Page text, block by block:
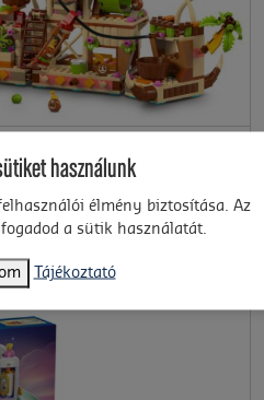
hajója (43258)
használunk
élmény biztosítása. Az
a sütik használatát.
Tájékoztató